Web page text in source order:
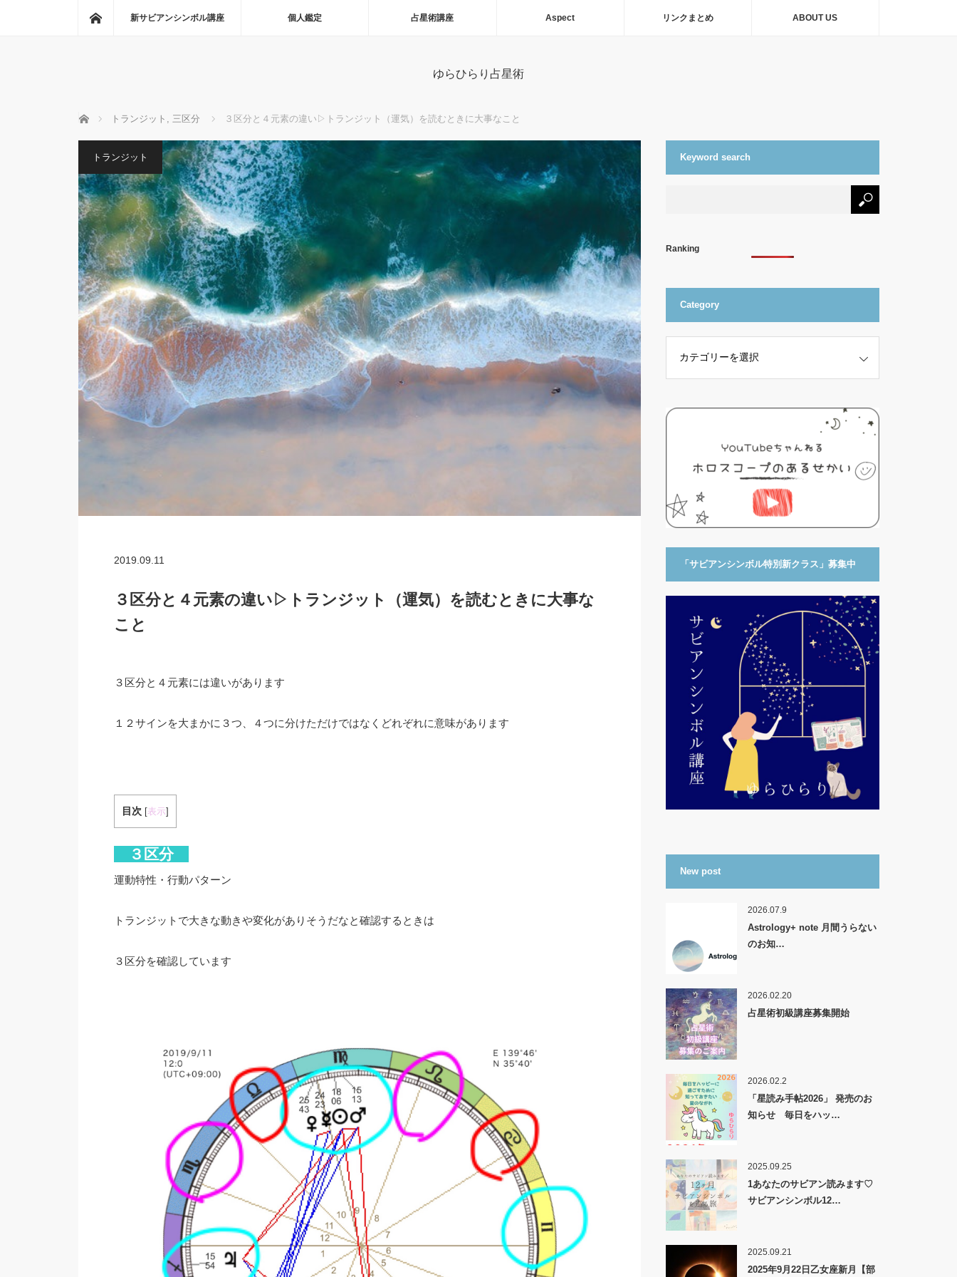
ホーム
新サビアンシンボル講座 個人鑑定 占星術講座 Aspect リンクまとめ ABOUT US
ゆらひらり占星術
ホーム トランジット , 三区分 ３区分と４元素の違い▷トランジット（運気）を読むときに大事なこと
トランジット
2019.09.11
３区分と４元素の違い▷トランジット（運気）を読むときに大事な
こと
３区分と４元素には違いがあります
１２サインを大まかに３つ、４つに分けただけではなくどれぞれに意味があります
目次 [表示]
３区分
運動特性・行動パターン
トランジットで大きな動きや変化がありそうだなと確認するときは
３区分を確認しています
Keyword search
Ranking
Category
「サビアンシンボル特別新クラス」募集中
New post
2026.07.9
Astrology+ note 月間うらない
のお知…
2026.02.20
占星術初級講座募集開始
2026.02.2
「星読み手帖2026」 発売のお
知らせ 毎日をハッ…
2025.09.25
1あなたのサビアン読みます♡
サビアンシンボル12…
2025.09.21
2025年9月22日乙女座新月【部